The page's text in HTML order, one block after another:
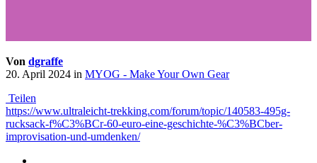
Von dgraffe
20. April 2024 in MYOG - Make Your Own Gear
Teilen
https://www.ultraleicht-trekking.com/forum/topic/140583-495g-
rucksack-f%C3%BCr-60-euro-eine-geschichte-%C3%BCber-
improvisation-und-umdenken/